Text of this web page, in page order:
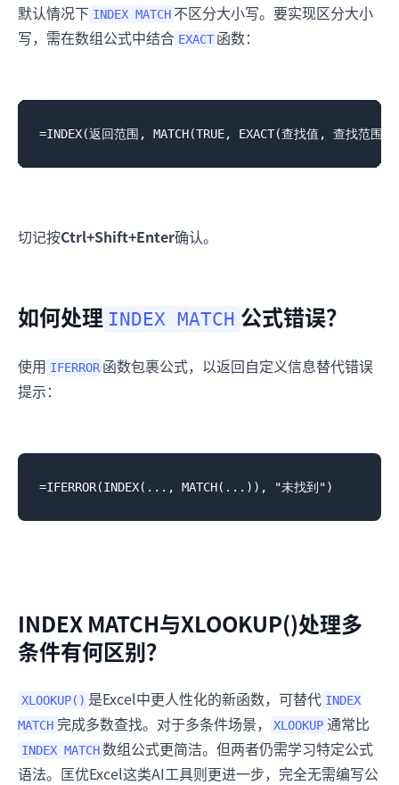
默认情况下 INDEX MATCH 不区分大小写。要实现区分大小
写，需在数组公式中结合 EXACT 函数：
切记按Ctrl+Shift+Enter确认。
如何处理 INDEX MATCH 公式错误？
使用 IFERROR 函数包裹公式，以返回自定义信息替代错误
提示：
INDEX MATCH与XLOOKUP()处理多
条件有何区别？
XLOOKUP() 是Excel中更人性化的新函数，可替代 INDEX
MATCH 完成多数查找。对于多条件场景， XLOOKUP 通常比
INDEX MATCH 数组公式更简洁。但两者仍需学习特定公式
语法。匡优Excel这类AI工具则更进一步，完全无需编写公